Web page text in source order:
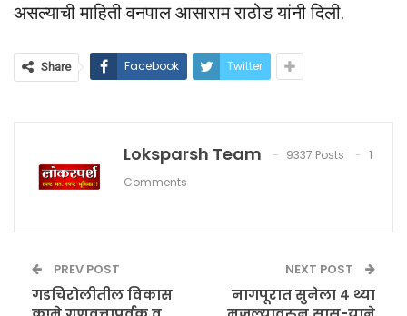
असल्याची माहिती वनपाल आसाराम राठोड यांनी दिली.
Share Facebook Twitter
Loksparsh Team 9337 Posts
1
Comments
PREV POST
गडचिरोलीतील विकास
NEXT POST
नागपूरात सुनेला ४ थ्या